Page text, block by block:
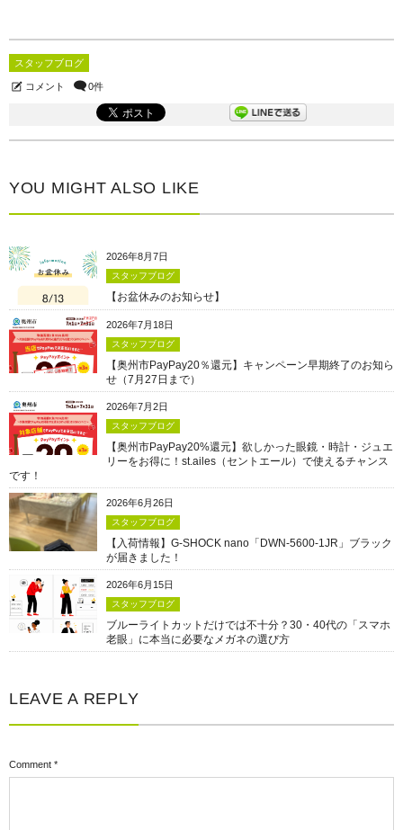
スタッフブログ
コメント 0件
YOU MIGHT ALSO LIKE
2026年8月7日
スタッフブログ
【お盆休みのお知らせ】
2026年7月18日
スタッフブログ
【奥州市PayPay20％還元】キャンペーン早期終了のお知ら
せ（7月27日まで）
2026年7月2日
スタッフブログ
【奥州市PayPay20%還元】欲しかった眼鏡・時計・ジュエ
リーをお得に！st.ailes（セントエール）で使えるチャンス
です！
2026年6月26日
スタッフブログ
【入荷情報】G-SHOCK nano「DWN-5600-1JR」ブラック
が届きました！
2026年6月15日
スタッフブログ
ブルーライトカットだけでは不十分？30・40代の「スマホ
老眼」に本当に必要なメガネの選び方
LEAVE A REPLY
Comment *